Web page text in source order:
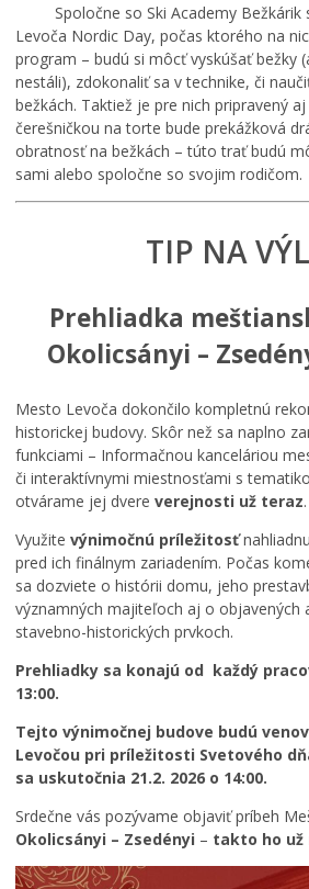
Spoločne so Ski Academy
Levoča Nordic Day, počas ktorého na
program – budú si môcť vyskúšať bežky
nestáli), zdokonaliť sa v technike, či
bežkách. Taktiež je pre nich pripravený
čerešničkou na torte bude prekážková
obratnosť na bežkách – túto trať budú
sami alebo spoločne so svojim rodičom.
TIP NA
Prehliadka
Okolicsányi –
Mesto Levoča dokončilo kompletnú
historickej budovy. Skôr než sa naplno
funkciami – Informačnou kanceláriou
či interaktívnymi miestnosťami s
otvárame jej dvere verejnosti už teraz.
Využite výnimočnú príležitosť
pred ich finálnym zariadením. Počas
sa dozviete o histórii domu, jeho
významných majiteľoch aj o objavených
stavebno-historických prvkoch.
Prehliadky sa konajú od každý
13:00.
Tejto výnimočnej budove budú
Levočou pri príležitosti Svetového
sa uskutočnia 21.2. 2026 o 14:00.
Srdečne vás pozývame objaviť príbeh
Okolicsányi – Zsedényi – takto ho už